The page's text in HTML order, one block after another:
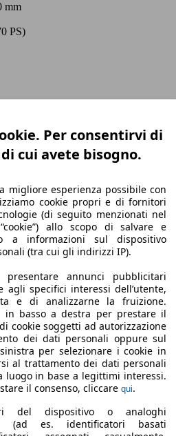
88 KW
(120 PS)
Ø
l/
5p.ti
88 KW
(120 PS)
Ø
l/
auto
(140 PS) l/
mm
PS)
Per consentirvi di
cui avete bisogno.
migliore esperienza possibile con
cookie propri e di fornitori
(di seguito menzionati nel
allo scopo di salvare e
a informazioni sul dispositivo
(tra cui gli indirizzi IP).
presentare annunci pubblicitari
agli specifici interessi dell’utente,
e di analizzarne la fruizione.
in basso a destra per prestare il
cookie soggetti ad autorizzazione
dei dati personali oppure sul
per selezionare i cookie in
al trattamento dei dati personali
luogo in base a legittimi interessi.
il consenso, cliccare qui.
del dispositivo o analoghi
(ad es. identificatori basati